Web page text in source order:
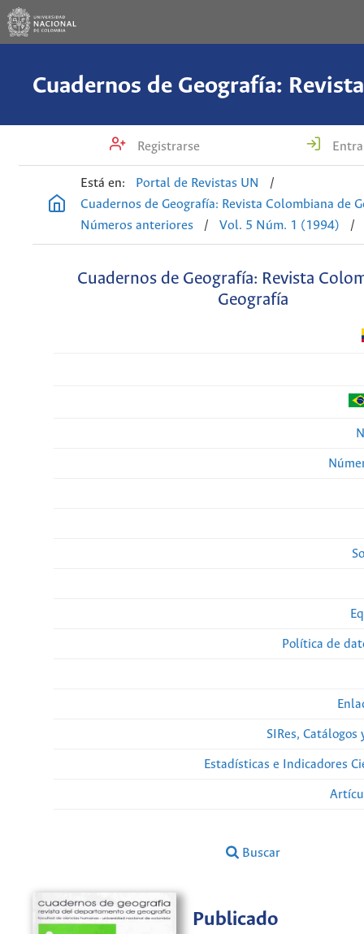
Registrarse
Está en: Portal de Revistas UN
/
Cuadernos de Geografía: Revista Colombiana de
Números anteriores
/ Vol. 5 Núm. 1 (1994) /
Cuadernos de Geografía: Revista
Geografía
Política de
SIRes, Catálogos
Estadísticas e Indicadores
Buscar
Publicado